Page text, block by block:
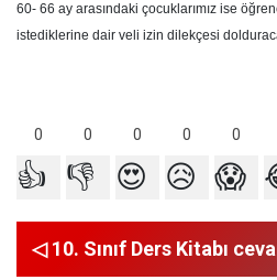
60- 66 ay arasındaki çocuklarımız ise
istediklerine dair veli izin dilekçesi
0 0 0 0 0
👍 👎 😍 😥 😱
◁ 10. Sınıf Ders Kitabı